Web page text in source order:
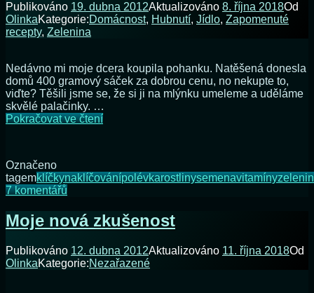
semínek
Publikováno 19. dubna 2012Aktualizováno 8. října 2018Od
OlinkaKategorie:Domácnost, Hubnutí, Jídlo, Zapomenuté
recepty, Zelenina
Nedávno mi moje dcera koupila pohanku. Natěšená donesla
domů 400 gramový sáček za dobrou cenu, no nekupte to,
viďte? Těšili jsme se, že si ji na mlýnku umeleme a uděláme
skvělé palačinky. …
Pokračovat ve čteníMoje
Označeno
tagemklíčkynaklíčovánípolévkarostlinysemenavitamíny
7 komentářůu
s
názvem
první
zelená
Moje nová zkušenost
Publikováno 12. dubna 2012Aktualizováno 11. října 2018Od
OlinkaKategorie:Nezařazené